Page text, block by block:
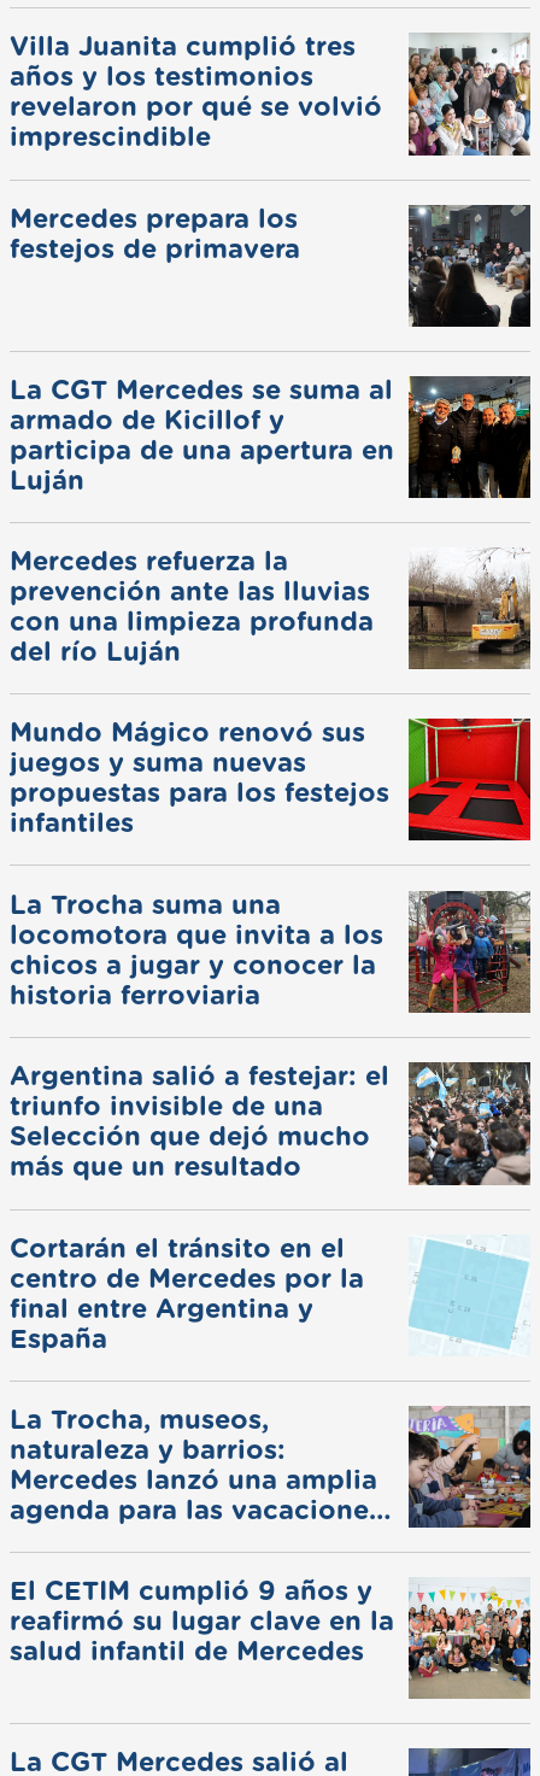
Villa Juanita cumplió tres
años y los testimonios
revelaron por qué se volvió
imprescindible
Mercedes prepara los
festejos de primavera
La CGT Mercedes se suma al
armado de Kicillof y
participa de una apertura en
Luján
Mercedes refuerza la
prevención ante las lluvias
con una limpieza profunda
del río Luján
Mundo Mágico renovó sus
juegos y suma nuevas
propuestas para los festejos
infantiles
La Trocha suma una
locomotora que invita a los
chicos a jugar y conocer la
historia ferroviaria
Argentina salió a festejar: el
triunfo invisible de una
Selección que dejó mucho
más que un resultado
Cortarán el tránsito en el
centro de Mercedes por la
final entre Argentina y
España
La Trocha, museos,
naturaleza y barrios:
Mercedes lanzó una amplia
agenda para las vacaciones
El CETIM cumplió 9 años y
reafirmó su lugar clave en la
salud infantil de Mercedes
La CGT Mercedes salió al